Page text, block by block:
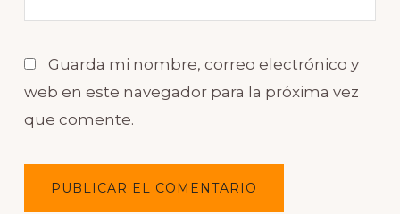
Guarda mi nombre, correo electrónico y
web en este navegador para la próxima vez
que comente.